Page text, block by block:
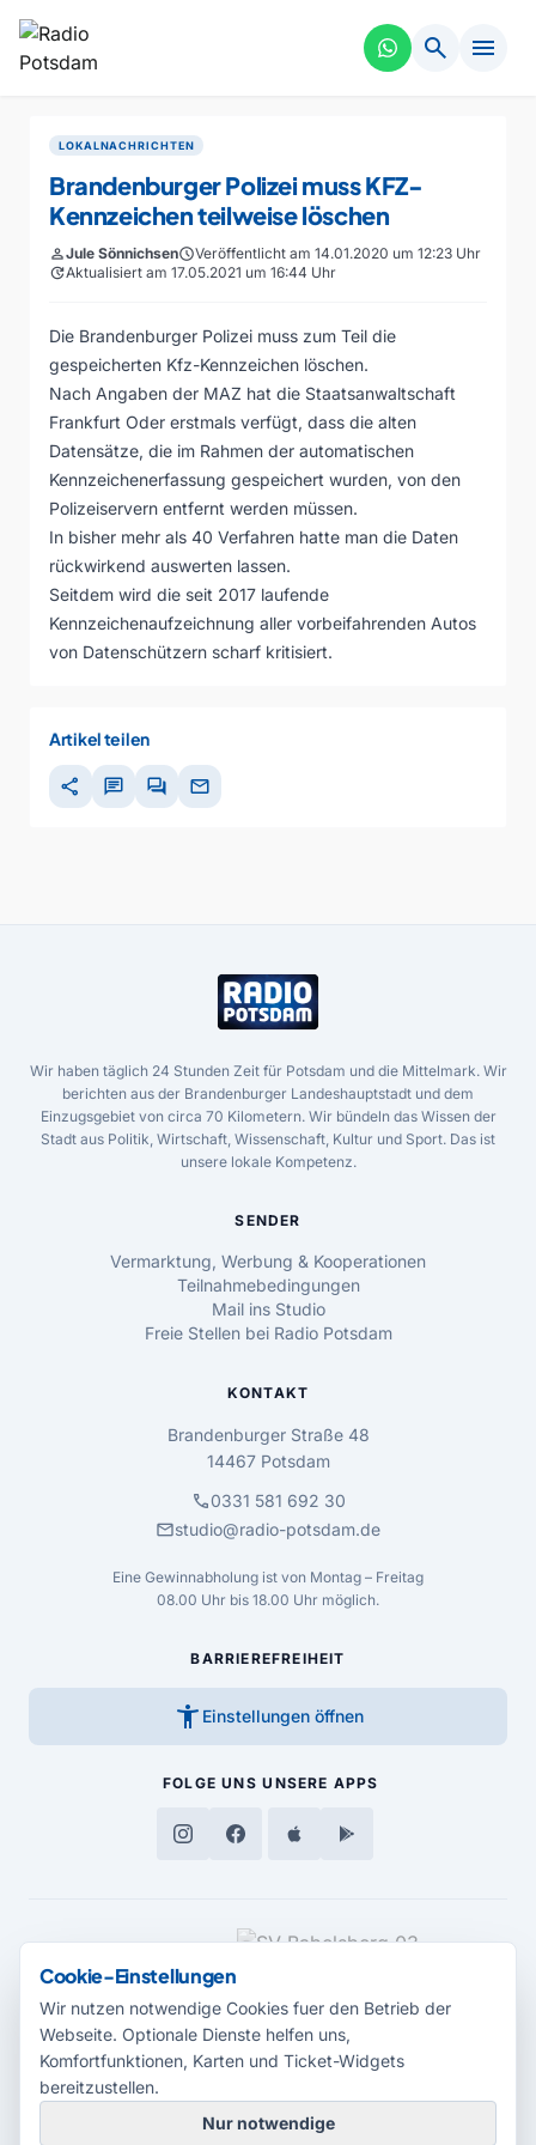
search menu
LOKALNACHRICHTEN
Brandenburger Polizei muss KFZ-
Kennzeichen teilweise löschen
personJule SönnichsenscheduleVeröffentlicht am 14.01.2020 um 12:23 Uhr
updateAktualisiert am 17.05.2021 um 16:44 Uhr
Die Brandenburger Polizei muss zum Teil die
gespeicherten Kfz-Kennzeichen löschen.
Nach Angaben der MAZ hat die Staatsanwaltschaft
Frankfurt Oder erstmals verfügt, dass die alten
Datensätze, die im Rahmen der automatischen
Kennzeichenerfassung gespeichert wurden, von den
Polizeiservern entfernt werden müssen.
In bisher mehr als 40 Verfahren hatte man die Daten
rückwirkend auswerten lassen.
Seitdem wird die seit 2017 laufende
Kennzeichenaufzeichnung aller vorbeifahrenden Autos
von Datenschützern scharf kritisiert.
Artikel teilen
share chat forum mail
Wir haben täglich 24 Stunden Zeit für Potsdam und die Mittelmark. Wir
berichten aus der Brandenburger Landeshauptstadt und dem
Einzugsgebiet von circa 70 Kilometern. Wir bündeln das Wissen der
Stadt aus Politik, Wirtschaft, Wissenschaft, Kultur und Sport. Das ist
unsere lokale Kompetenz.
SENDER
Vermarktung, Werbung & Kooperationen
Teilnahmebedingungen
Mail ins Studio
Freie Stellen bei Radio Potsdam
KONTAKT
Brandenburger Straße 48
14467 Potsdam
call0331 581 692 30
mailstudio@radio-potsdam.de
Eine Gewinnabholung ist von Montag – Freitag
08.00 Uhr bis 18.00 Uhr möglich.
BARRIEREFREIHEIT
accessibility_new Einstellungen öffnen
FOLGE UNS UNSERE APPS
MEDIENPARTNER
Cookie-Einstellungen
Wir nutzen notwendige Cookies fuer den Betrieb der
Webseite. Optionale Dienste helfen uns,
Komfortfunktionen, Karten und Ticket-Widgets
bereitzustellen.
Nur notwendige